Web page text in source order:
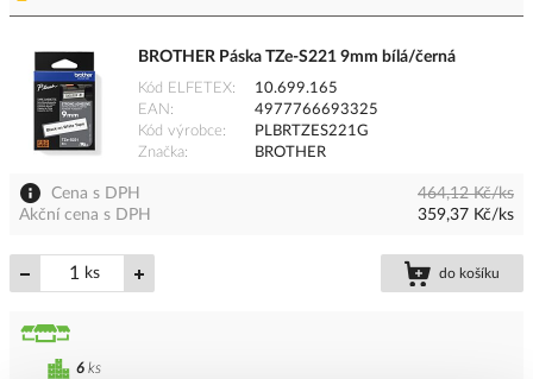
BROTHER Páska TZe-S221 9mm bílá/černá
Kód ELFETEX
10.699.165
EAN
4977766693325
Kód výrobce
PLBRTZES221G
Značka
BROTHER
Cena s DPH
464,12 Kč/ks
Akční cena s DPH
359,37 Kč/ks
ks do košíku
6 ks